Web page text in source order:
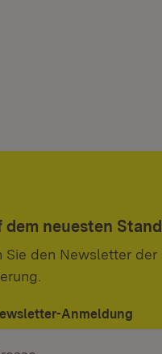
dem neuesten Stand
Sie den Newsletter der
Anmeldung